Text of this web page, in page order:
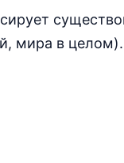
мира в целом).